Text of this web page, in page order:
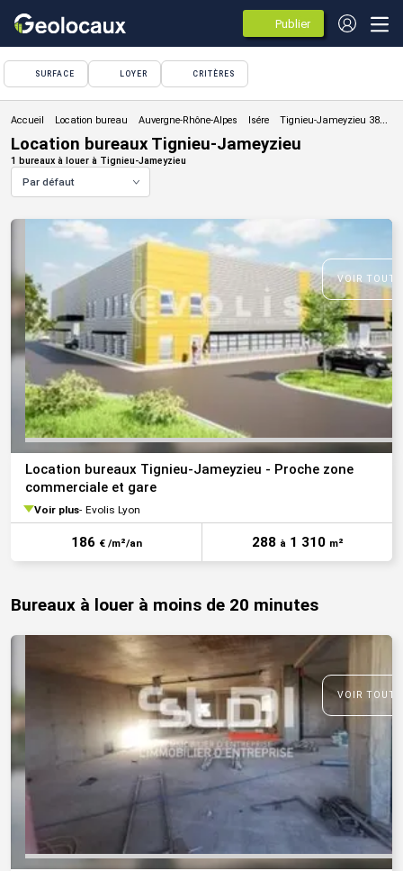
Publier
des
annonces
SURFACE LOYER CRITÈRES
Location bureau
Location bureaux Tignieu-Jameyzieu
1 bureaux à louer à Tignieu-Jameyzieu
Par défaut
VOIR
Location bureaux Tignieu-Jameyzieu - Proche zone
commerciale et gare
Voir plus Evolis Lyon
186 € /m²/an 288 à1 310 m²
Bureaux à louer à moins de 20 minutes
VOIR